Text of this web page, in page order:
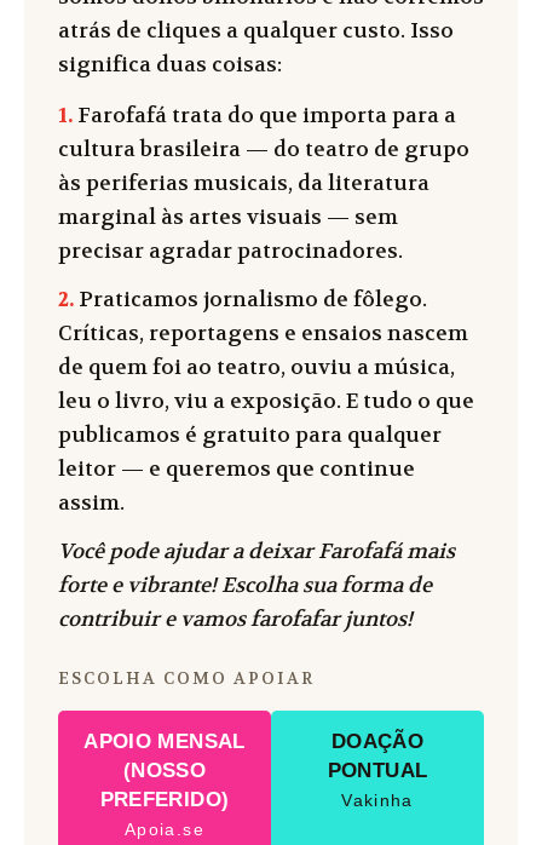
atrás de cliques a qualquer custo. Isso
significa duas coisas:
1. Farofafá trata do que importa para a
cultura brasileira — do teatro de grupo
às periferias musicais, da literatura
marginal às artes visuais — sem
precisar agradar patrocinadores.
2. Praticamos jornalismo de fôlego.
Críticas, reportagens e ensaios nascem
de quem foi ao teatro, ouviu a música,
leu o livro, viu a exposição. E tudo o que
publicamos é gratuito para qualquer
leitor — e queremos que continue
assim.
Você pode ajudar a deixar Farofafá mais
forte e vibrante! Escolha sua forma de
contribuir e vamos farofafar juntos!
ESCOLHA COMO APOIAR
APOIO MENSAL
(NOSSO
PREFERIDO)
Apoia.se
DOAÇÃO
PONTUAL
Vakinha